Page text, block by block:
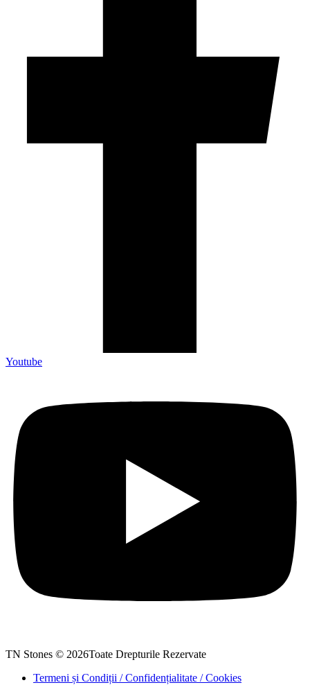
Youtube
TN Stones © 2026Toate Drepturile Rezervate
Termeni și Condiții / Confidențialitate / Cookies